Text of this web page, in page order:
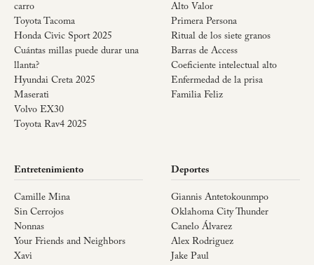
carro
Toyota Tacoma
Honda Civic Sport 2025
Cuántas millas puede durar una
llanta?
Hyundai Creta 2025
Maserati
Volvo EX30
Toyota Rav4 2025
Alto Valor
Primera Persona
Ritual de los siete granos
Barras de Access
Coeficiente intelectual alto
Enfermedad de la prisa
Familia Feliz
Entretenimiento
Camille Mina
Sin Cerrojos
Nonnas
Your Friends and Neighbors
Xavi
Deportes
Giannis Antetokounmpo
Oklahoma City Thunder
Canelo Álvarez
Alex Rodriguez
Jake Paul